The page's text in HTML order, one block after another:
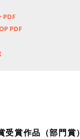
PDF
PDF
受賞作品（部門賞）